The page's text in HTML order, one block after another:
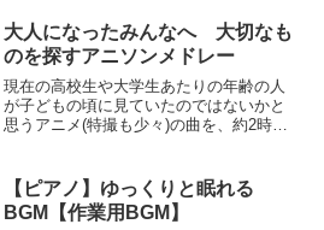
大人になったみんなへ 大切なも
のを探すアニソンメドレー
現在の高校生や大学生あたりの年齢の人
が子どもの頃に見ていたのではないかと
思うアニメ(特撮も少々)の曲を、約2時間
でかなりキザなことを書いてしまってい
ます(汗) 「一体何...
【ピアノ】ゆっくりと眠れる
BGM【作業用BGM】